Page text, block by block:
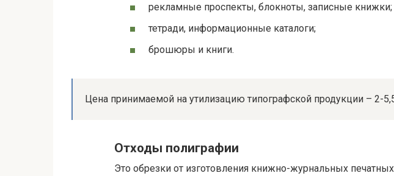
рекламные проспекты, блокноты, записные книжки;
тетради, информационные каталоги;
брошюры и книги.
Цена принимаемой на утилизацию типографской продукции – 2-
Отходы полиграфии
Это обрезки от изготовления книжно-журнальных